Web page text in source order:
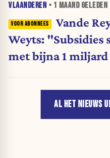
VLAANDEREN • 1 MAANDGELEDEN
Vande
Weyts: "Subsidies
met bijna 1
AL HET NIEUWS